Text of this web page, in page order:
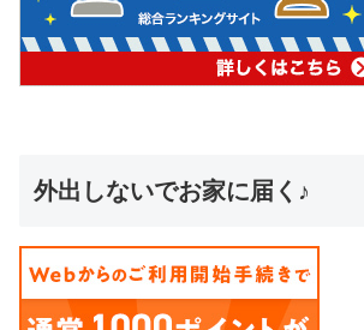
外出しないでお家に届く♪